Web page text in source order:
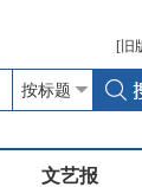
[ 旧
文艺报